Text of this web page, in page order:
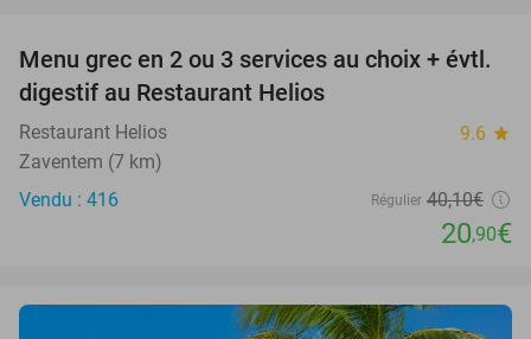
48%
Menu grec en 2 ou 3 services au choix + évtl.
digestif au Restaurant Helios
Restaurant Helios 9.6 star
Zaventem (7 km)
Vendu : 416
Régulier 40,10€
20,90€